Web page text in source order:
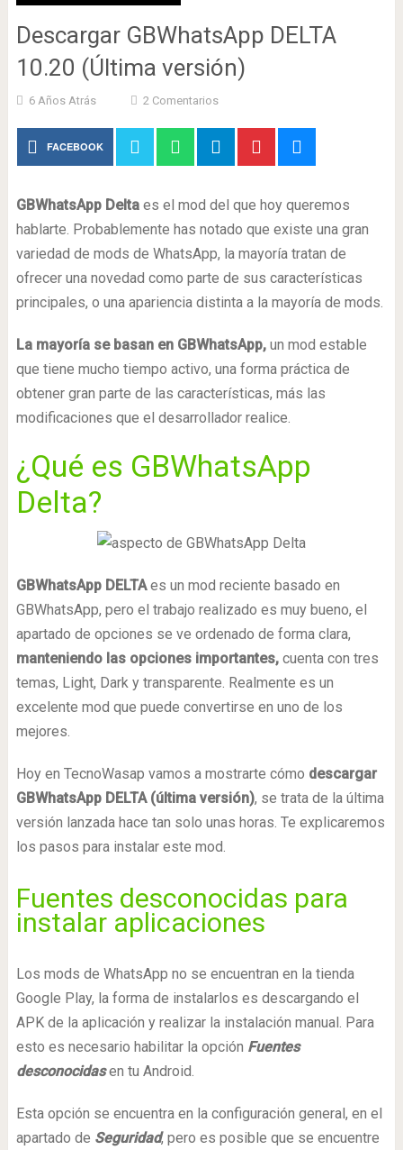
Descargar GBWhatsApp DELTA
10.20 (Última versión)
6 Años Atrás 2 Comentarios
FACEBOOK
GBWhatsApp Deltaes el mod del que hoy queremos
hablarte. Probablemente has notado que existe una gran
variedad de mods de WhatsApp, la mayoría tratan de
ofrecer una novedad como parte de sus características
principales, o una apariencia distinta a la mayoría de mods.
La mayoría se basan en GBWhatsApp,un mod estable
que tiene mucho tiempo activo, una forma práctica de
obtener gran parte de las características, más las
modificaciones que el desarrollador realice.
¿Qué es GBWhatsApp
Delta?
GBWhatsApp DELTAes un mod reciente basado en
GBWhatsApp, pero el trabajo realizado es muy bueno, el
apartado de opciones se ve ordenado de forma clara,
manteniendo las opciones importantes,cuenta con tres
temas, Light, Dark y transparente. Realmente es un
excelente mod que puede convertirse en uno de los
mejores.
Hoy en TecnoWasap vamos a mostrarte cómo descargar
GBWhatsApp DELTA (última versión), se trata de la última
versión lanzada hace tan solo unas horas. Te explicaremos
los pasos para instalar este mod.
Fuentes desconocidas para
instalar aplicaciones
Los mods de WhatsApp no se encuentran en la tienda
Google Play, la forma de instalarlos es descargando el
APK de la aplicación y realizar la instalación manual. Para
esto es necesario habilitar la opción Fuentes
desconocidasen tu Android.
Esta opción se encuentra en la configuración general, en el
apartado de Seguridad, pero es posible que se encuentre